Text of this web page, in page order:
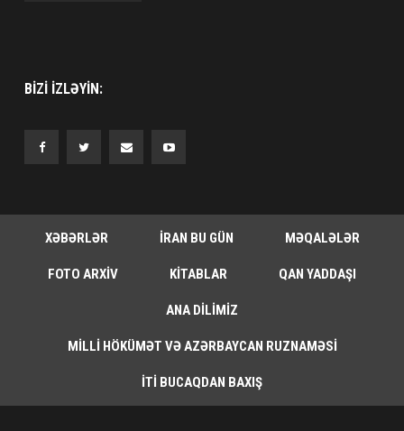
BIZI IZLƏYIN:
XƏBƏRLƏR İRAN BU GÜN MƏQALƏLƏR
FOTO ARXIV KITABLAR QAN YADDAŞI
ANA DILIMIZ
MILLI HÖKÜMƏT VƏ AZƏRBAYCAN RUZNAMƏSI
İTI BUCAQDAN BAXIŞ